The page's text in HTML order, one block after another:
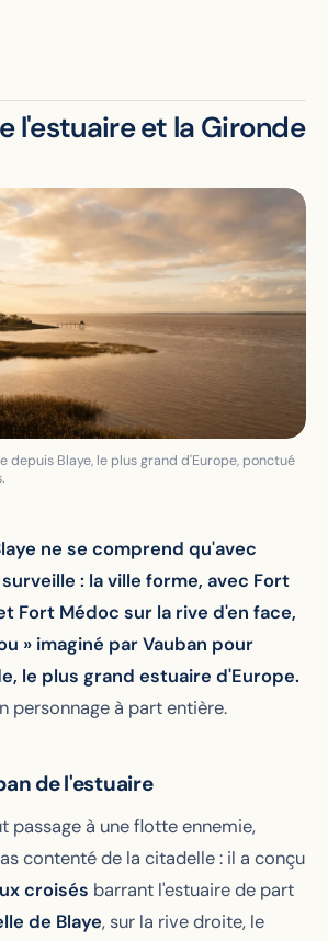
l'estuaire et la Gironde
depuis Blaye, le plus grand d'Europe, ponctué
ne se comprend qu'avec
: la ville forme, avec Fort
Fort Médoc sur la rive d'en face,
» imaginé par Vauban pour
le plus grand estuaire d'Europe.
personnage à part entière.
de l'estuaire
passage à une flotte ennemie,
contenté de la citadelle : il a conçu
croisés barrant l'estuaire de part
de Blaye, sur la rive droite, le